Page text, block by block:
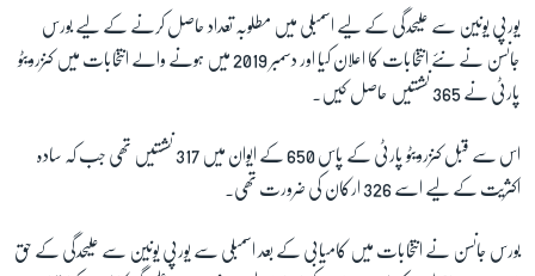
یورپی یونین سے علیحدگی کے لیے اسمبلی میں مطلوبہ تعداد حاصل کرنے کے لیے بورس
جانسن نے نئے انتخابات کا اعلان کیا اور دسمبر 2019 میں ہونے والے انتخابات میں کنزرویٹو
پارٹی نے 365 نشستیں حاصل کیں۔
اس سے قبل کنزرویٹو پارٹی کے پاس 650 کے ایوان میں 317 نشستیں تھی جب کہ سادہ
اکثریت کے لیے اسے 326 ارکان کی ضرورت تھی۔
بورس جانسن نے انتخابات میں کامیابی کے بعد اسمبلی سے یورپی یونین سے علیحدگی کے حق